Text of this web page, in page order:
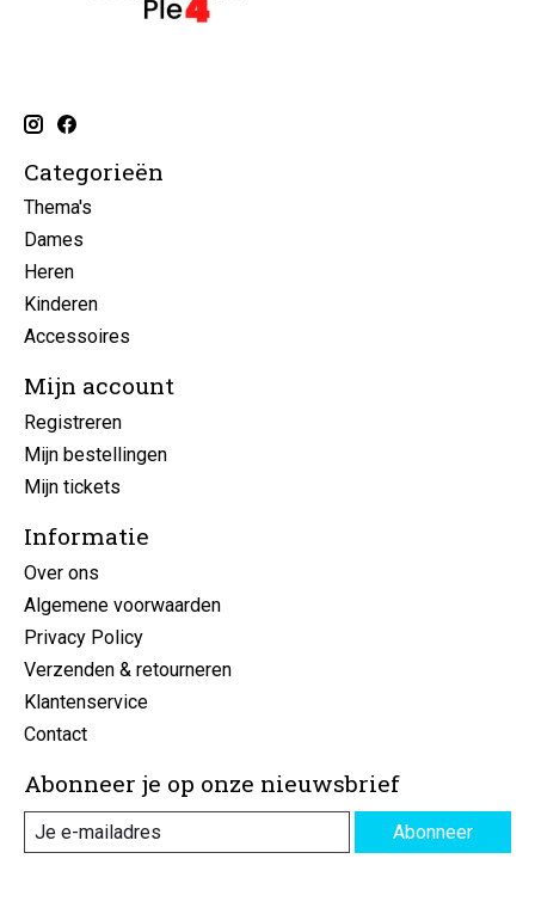
Categorieën
Thema's
Dames
Heren
Kinderen
Accessoires
Mijn account
Registreren
Mijn bestellingen
Mijn tickets
Informatie
Over ons
Algemene voorwaarden
Privacy Policy
Verzenden & retourneren
Klantenservice
Contact
Abonneer je op onze nieuwsbrief
Abonneer